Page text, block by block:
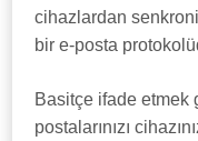
cihazlardan
bir e-posta
Basitçe ifade etmek
postalarınızı